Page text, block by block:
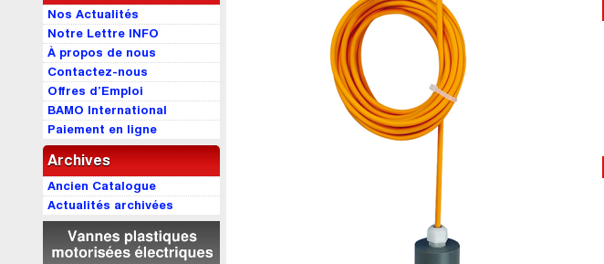
Nos Actualités
Notre Lettre INFO
À propos de nous
Contactez-nous
Offres d’Emploi
BAMO International
Paiement en ligne
Archives
Ancien Catalogue
Actualités archivées